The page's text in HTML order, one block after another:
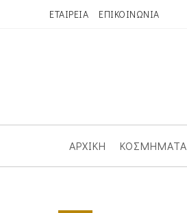
ΕΤΑΙΡΕΙΑ ΕΠΙΚΟΙΝΩΝΙΑ
ΑΡΧΙΚΗ ΚΟΣΜΗΜΑΤΑ